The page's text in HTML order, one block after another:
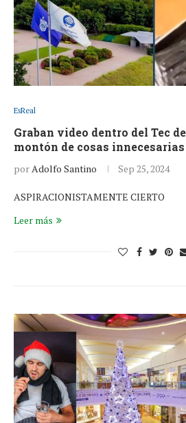
EsReal
Graban video dentro del Tec
montón de cosas innecesarias
porAdolfo Santino Sep 25, 2024
ASPIRACIONISTAMENTE CIERTO
Leer más